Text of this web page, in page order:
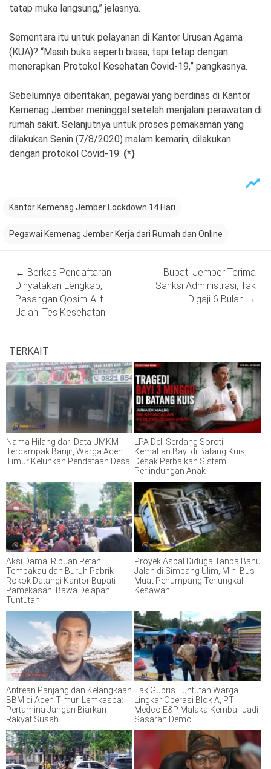
tatap muka langsung,” jelasnya.
Sementara itu untuk pelayanan di Kantor Urusan Agama
(KUA)? “Masih buka seperti biasa, tapi tetap dengan
menerapkan Protokol Kesehatan Covid-19,” pangkasnya.
Sebelumnya diberitakan, pegawai yang berdinas di Kantor
Kemenag Jember meninggal setelah menjalani perawatan di
rumah sakit. Selanjutnya untuk proses pemakaman yang
dilakukan Senin (7/8/2020) malam kemarin, dilakukan
dengan protokol Covid-19. (*)
Kantor Kemenag Jember Lockdown 14 Hari
Pegawai Kemenag Jember Kerja dari Rumah dan Online
navigation
← Berkas Pendaftaran
Dinyatakan Lengkap,
Pasangan Qosim-Alif
Jalani Tes Kesehatan
Bupati Jember Terima
Sanksi Administrasi, Tak
Digaji 6 Bulan →
TERKAIT
Nama Hilang dari Data UMKM
Terdampak Banjir, Warga Aceh
Timur Keluhkan Pendataan Desa
LPA Deli Serdang Soroti
Kematian Bayi di Batang Kuis,
Desak Perbaikan Sistem
Perlindungan Anak
Aksi Damai Ribuan Petani
Tembakau dan Buruh Pabrik
Rokok Datangi Kantor Bupati
Pamekasan, Bawa Delapan
Tuntutan
Proyek Aspal Diduga Tanpa Bahu
Jalan di Simpang Ulim, Mini Bus
Muat Penumpang Terjungkal
Kesawah
Antrean Panjang dan Kelangkaan
BBM di Aceh Timur, Lemkaspa:
Pertamina Jangan Biarkan
Rakyat Susah
Tak Gubris Tuntutan Warga
Lingkar Operasi Blok A, PT
Medco E&P Malaka Kembali Jadi
Sasaran Demo